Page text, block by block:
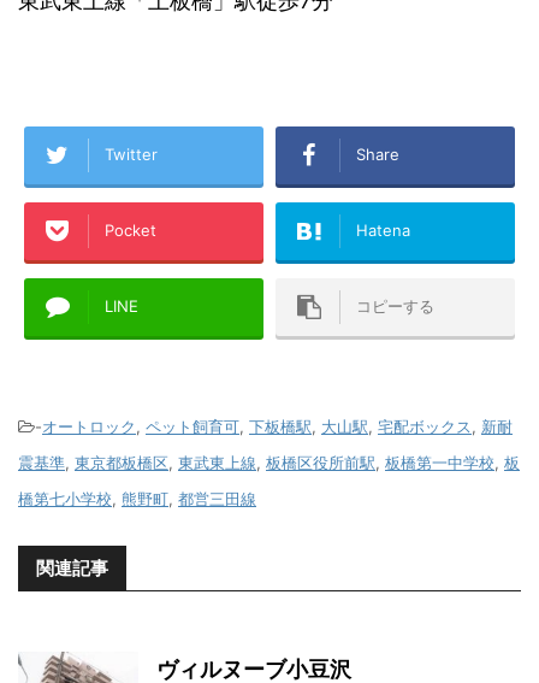
Twitter Share
Pocket Hatena
LINE コピーする
-オートロック, ペット飼育可, 下板橋駅, 大山駅, 宅配ボックス, 新耐
震基準, 東京都板橋区, 東武東上線, 板橋区役所前駅, 板橋第一中学校, 板
橋第七小学校, 熊野町, 都営三田線
関連記事
ヴィルヌーブ小豆沢